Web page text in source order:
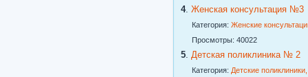
4. Женская консультация №3
Категория: Женские
Просмотры: 40022
5. Детская поликлиника № 2
Категория: Детские